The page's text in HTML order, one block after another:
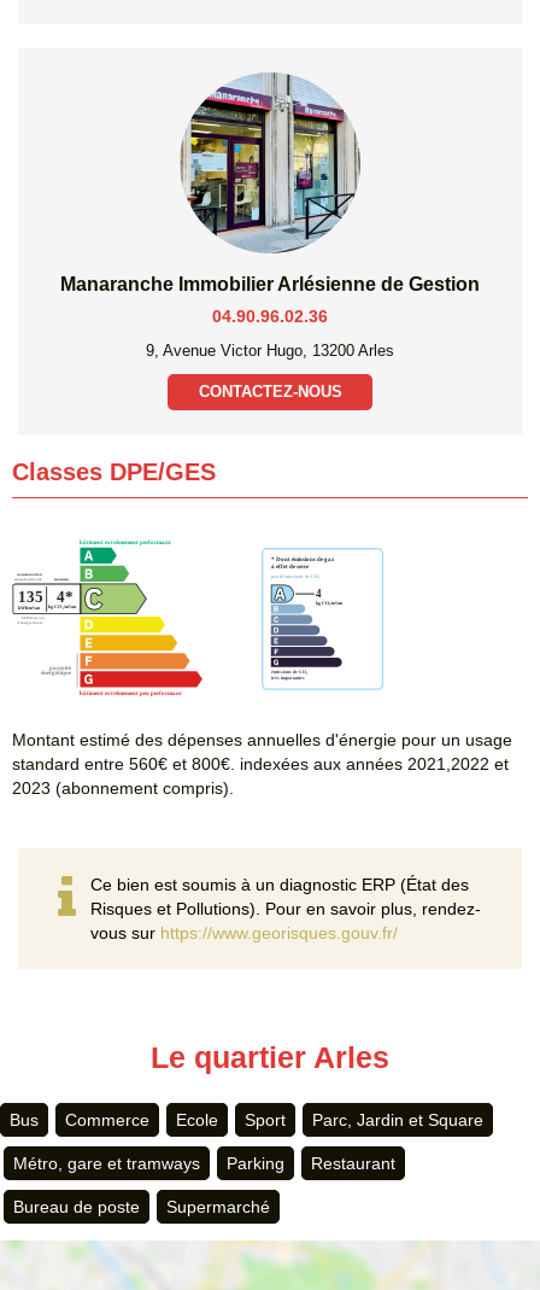
Manaranche Immobilier Arlésienne de Gestion
04.90.96.02.36
9, Avenue Victor Hugo, 13200 Arles
CONTACTEZ-NOUS
Classes DPE/GES
Montant estimé des dépenses annuelles d'énergie pour un usage
standard entre 560€ et 800€. indexées aux années 2021,2022 et
2023 (abonnement compris).
Ce bien est soumis à un diagnostic ERP (État des
Risques et Pollutions). Pour en savoir plus, rendez-
vous sur https://www.georisques.gouv.fr/
Le quartier Arles
Bus Commerce Ecole Sport Parc, Jardin et Square
Métro, gare et tramways Parking Restaurant
Bureau de poste Supermarché